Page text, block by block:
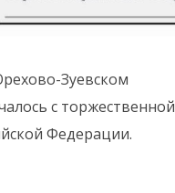
Зуевском
с торжественной
Федерации.